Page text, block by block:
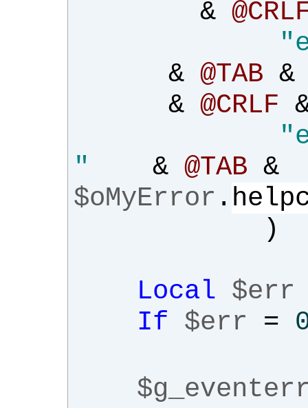
&
& @TAB &
& @CRLF
"
& @TAB &
$oMyError .
)
Local $err
If $err =